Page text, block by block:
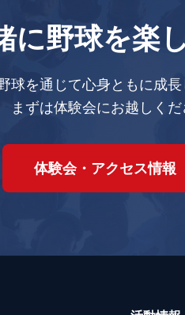
に野球を楽
球を通じて心身ともに成長
まずは体験会にお越しくだ
体験会・アクセス情報